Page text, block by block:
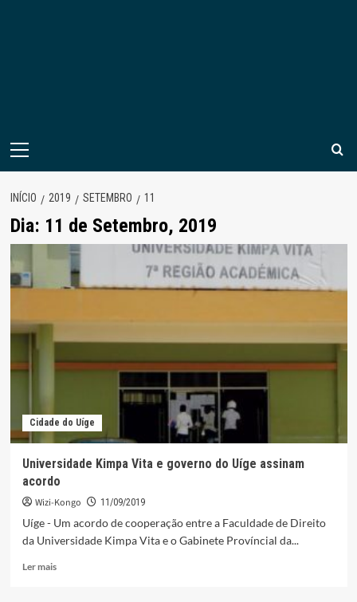
Menu
INÍCIO 2019 SETEMBRO 11
Dia: 11 de Setembro, 2019
Cidade do Uíge
Universidade Kimpa Vita e governo do Uíge assinam
acordo
Wizi-Kongo 11/09/2019
Uíge - Um acordo de cooperação entre a Faculdade de Direito
da Universidade Kimpa Vita e o Gabinete Províncial da...
Ler maisLeia